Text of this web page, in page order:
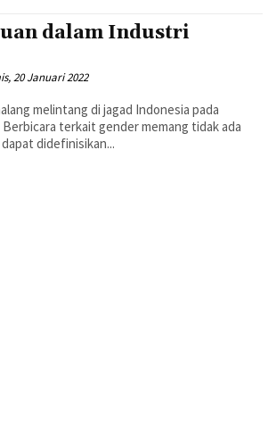
dalam Industri
20 Januari 2022
melintang di jagad Indonesia pada
terkait gender memang tidak ada
didefinisikan...